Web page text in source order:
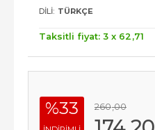
DILI: TÜRKÇE
Taksitli fiyat: 3 x 62 ,71
%33 260,00